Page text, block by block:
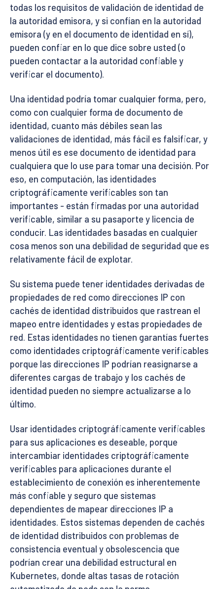
todas los requisitos de validación de identidad de
la autoridad emisora, y si confían en la autoridad
emisora (y en el documento de identidad en sí),
pueden confiar en lo que dice sobre usted (o
pueden contactar a la autoridad confiable y
verificar el documento).
Una identidad podría tomar cualquier forma, pero,
como con cualquier forma de documento de
identidad, cuanto más débiles sean las
validaciones de identidad, más fácil es falsificar, y
menos útil es ese documento de identidad para
cualquiera que lo use para tomar una decisión. Por
eso, en computación, las identidades
criptográficamente verificables son tan
importantes - están firmadas por una autoridad
verificable, similar a su pasaporte y licencia de
conducir. Las identidades basadas en cualquier
cosa menos son una debilidad de seguridad que es
relativamente fácil de explotar.
Su sistema puede tener identidades derivadas de
propiedades de red como direcciones IP con
cachés de identidad distribuidos que rastrean el
mapeo entre identidades y estas propiedades de
red. Estas identidades no tienen garantías fuertes
como identidades criptográficamente verificables
porque las direcciones IP podrían reasignarse a
diferentes cargas de trabajo y los cachés de
identidad pueden no siempre actualizarse a lo
último.
Usar identidades criptográficamente verificables
para sus aplicaciones es deseable, porque
intercambiar identidades criptográficamente
verificables para aplicaciones durante el
establecimiento de conexión es inherentemente
más confiable y seguro que sistemas
dependientes de mapear direcciones IP a
identidades. Estos sistemas dependen de cachés
de identidad distribuidos con problemas de
consistencia eventual y obsolescencia que
podrían crear una debilidad estructural en
Kubernetes, donde altas tasas de rotación